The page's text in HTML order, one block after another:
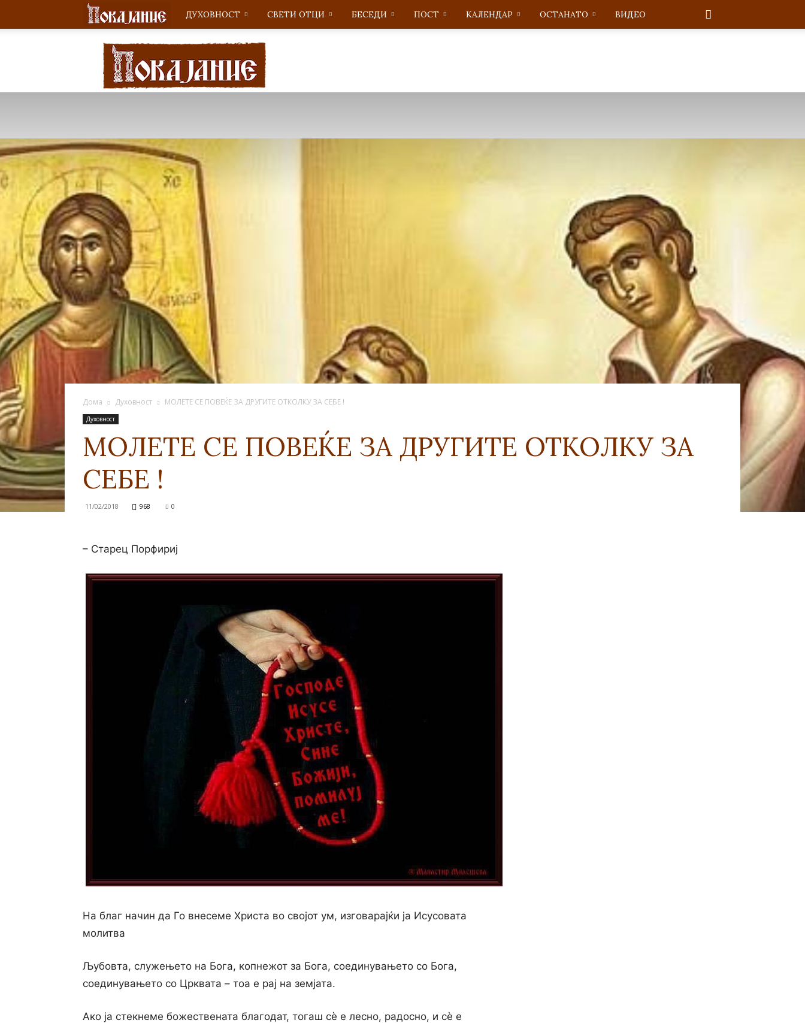
ДУХОВНОСТ СВЕТИ ОТЦИ БЕСЕДИ ПОСТ KАЛЕНДАР ОСТАНАТО ВИДЕО
Покајание
Дома Духовност МОЛЕТЕ СЕ ПОВЕЌЕ ЗА ДРУГИТЕ ОТКОЛКУ ЗА СЕБЕ !
Духовност
МОЛЕТЕ СЕ ПОВЕЌЕ ЗА ДРУГИТЕ ОТКОЛКУ ЗА
СЕБЕ !
11/02/2018 968 0
– Старец Порфириј
На благ начин да Го внесеме Христа во својот ум, изговарајќи ја Исусовата
молитва
Љубовта, служењето на Бога, копнежот за Бога, соединувањето со Бога,
соединувањето со Црквата – тоа е рај на земјата.
Ако ја стекнеме божествената благодат, тогаш сѐ е лесно, радосно, и сѐ е